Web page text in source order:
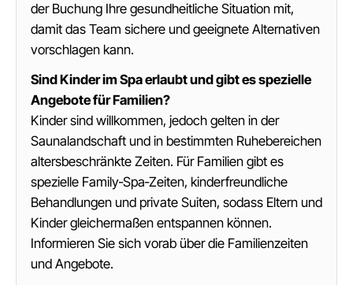
der Buchung Ihre gesundheitliche Situation mit,
damit das Team sichere und geeignete Alternativen
vorschlagen kann.
Sind Kinder im Spa erlaubt und gibt es spezielle
Angebote für Familien?
Kinder sind willkommen, jedoch gelten in der
Saunalandschaft und in bestimmten Ruhebereichen
altersbeschränkte Zeiten. Für Familien gibt es
spezielle Family‑Spa‑Zeiten, kinderfreundliche
Behandlungen und private Suiten, sodass Eltern und
Kinder gleichermaßen entspannen können.
Informieren Sie sich vorab über die Familienzeiten
und Angebote.